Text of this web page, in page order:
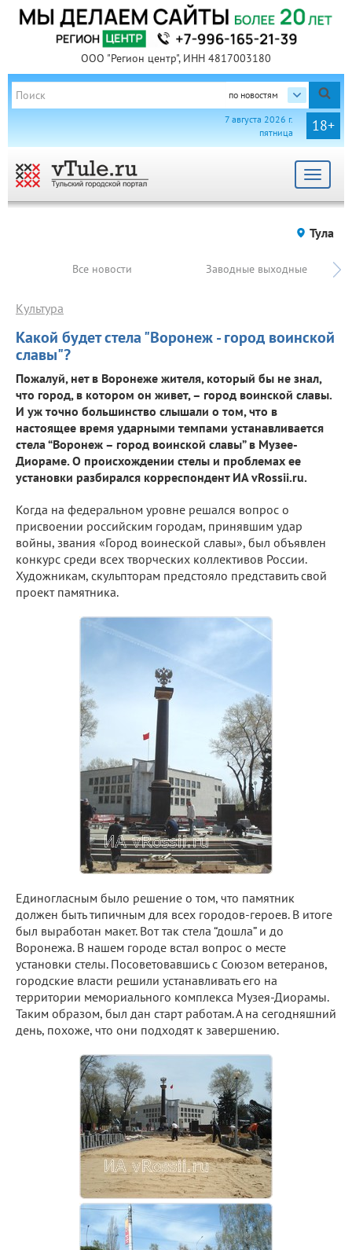
ООО "Регион центр", ИНН 4817003180
по новостям
18+
7 августа 2026 г.
пятница
Toggle
Тула
Все новости Заводные выходные
Какой будет стела "Воронеж - город воинской
славы"?
Культура
Пожалуй, нет в Воронеже жителя, который бы не знал,
что город, в котором он живет, – город воинской славы.
И уж точно большинство слышали о том, что в
настоящее время ударными темпами устанавливается
стела “Воронеж – город воинской славы” в Музее-
Диораме. О происхождении стелы и проблемах ее
установки разбирался корреспондент ИА vRossii.ru.
Когда на федеральном уровне решался вопрос о
присвоении российским городам, принявшим удар
войны, звания «Город воинеской славы», был объявлен
конкурс среди всех творческих коллективов России.
Художникам, скульпторам предстояло представить свой
проект памятника.
Единогласным было решение о том, что памятник
должен быть типичным для всех городов-героев. В итоге
был выработан макет. Вот так стела “дошла” и до
Воронежа. В нашем городе встал вопрос о месте
установки стелы. Посоветовавшись с Союзом ветеранов,
городские власти решили устанавливать его на
территории мемориального комплекса Музея-Диорамы.
Таким образом, был дан старт работам. А на сегодняшний
день, похоже, что они подходят к завершению.